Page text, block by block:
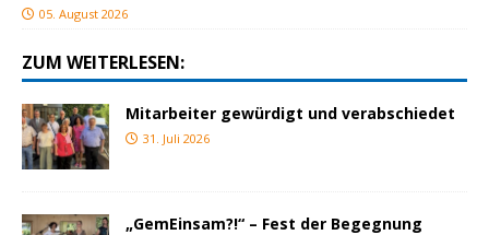
05. August 2026
ZUM WEITERLESEN:
Mitarbeiter gewürdigt und verabschiedet
31. Juli 2026
„GemEinsam?!“ – Fest der Begegnung